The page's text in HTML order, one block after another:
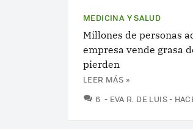
MEDICINA Y SALUD
Millones de personas
empresa vende grasa
pierden
LEER MÁS »
6 COMENTARIOS
EVA R. DE LUIS